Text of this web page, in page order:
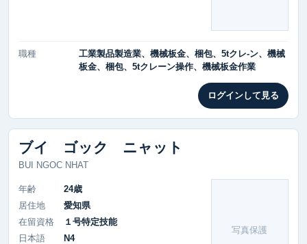
職種
工業製品製造業、機械板金、梱包、5tクレ-ン、機械
板金、梱包、5tクレーン操作、機械板金作業
ログインして見る
ブイ ゴック ニャット
BUI NGOC NHAT
写真保護
年齢
24歳
居住地
愛知県
在留資格
１号特定技能
日本語
N4